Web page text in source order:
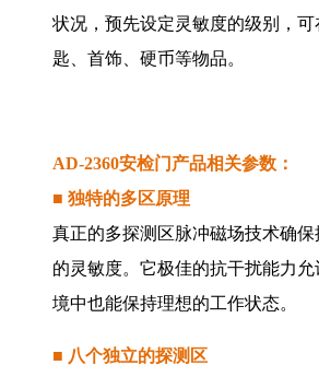
状况，预先设定灵敏度的级别，
匙、首饰、硬币等物品。
AD-2360安检门产品相关参数：
■ 独特的多区原理
真正的多探测区脉冲磁场技术确
的灵敏度。它极佳的抗干扰能力
境中也能保持理想的工作状态。
■ 八个独立的探测区